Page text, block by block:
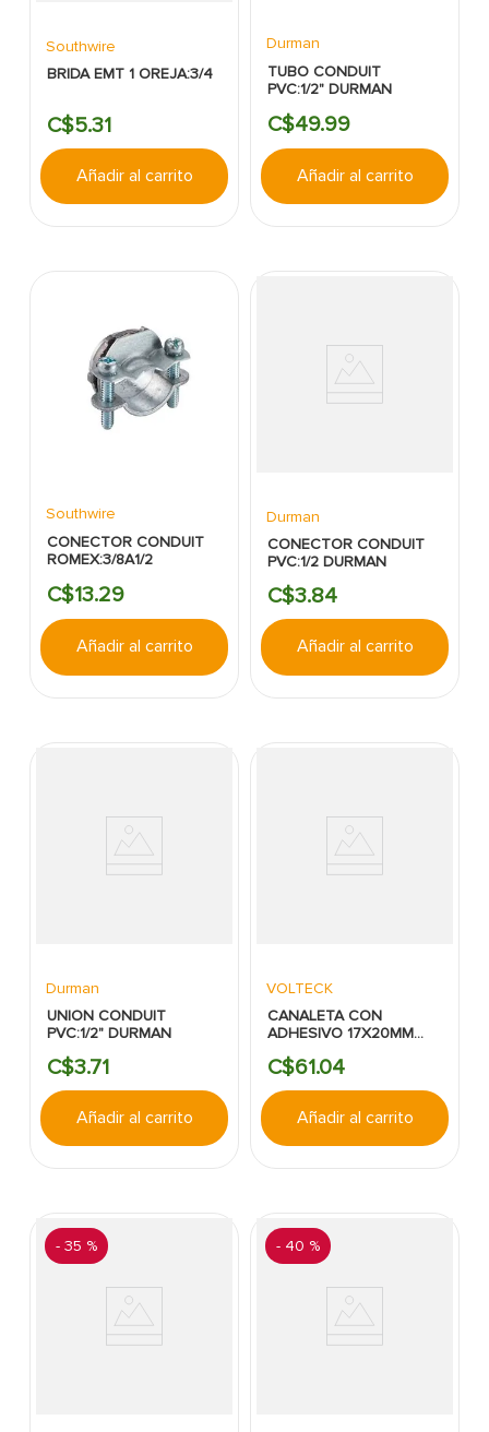
Southwire
BRIDA EMT 1 OREJA:3/4
C$5.31
Añadir al carrito
Durman
TUBO CONDUIT
PVC:1/2" DURMAN
C$49.99
Añadir al carrito
Southwire
CONECTOR CONDUIT
ROMEX:3/8A1/2
C$13.29
Añadir al carrito
Durman
CONECTOR CONDUIT
PVC:1/2 DURMAN
C$3.84
Añadir al carrito
Durman
UNION CONDUIT
PVC:1/2" DURMAN
C$3.71
Añadir al carrito
VOLTECK
CANALETA CON
ADHESIVO 17X20MM
C$61.04
Añadir al carrito
- 35 % - 40 %